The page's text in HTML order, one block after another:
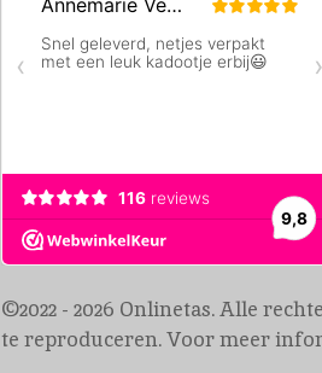
©2022 - 2026 Onlinetas. Alle
te reproduceren. Voor meer